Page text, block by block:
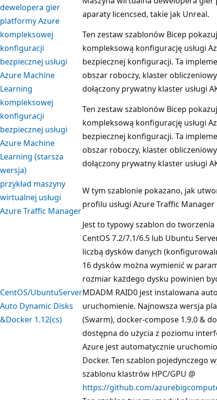
dewelopera gier
platformy Azure
aparaty licencsed, takie jak Unreal.
kompleksowej
konfiguracji
bezpiecznej usługi
Azure Machine
Learning
Ten zestaw szablonów Bicep
kompleksową konfigurację usługi
bezpiecznej konfiguracji. Ta
obszar roboczy, klaster
dołączony prywatny klaster usługi
kompleksowej
konfiguracji
bezpiecznej usługi
Azure Machine
Learning (starsza
wersja)
Ten zestaw szablonów Bicep
kompleksową konfigurację usługi
bezpiecznej konfiguracji. Ta
obszar roboczy, klaster
dołączony prywatny klaster usługi
przykład maszyny
wirtualnej usługi
Azure Traffic Manager
W tym szablonie pokazano, jak
profilu usługi Azure Traffic
CentOS/UbuntuServer
Auto Dynamic Disks
&Docker 1.12(cs)
Jest to typowy szablon do
CentOS 7.2/7.1/6.5 lub Ubuntu
liczbą dysków danych
16 dysków można wymienić w
rozmiar każdego dysku powinien
MDADM RAID0 jest instalowana
uruchomienie. Najnowsza wersja
(Swarm), docker-compose 1.9.0 &
dostępna do użycia z poziomu
Azure jest automatycznie
Docker. Ten szablon pojedynczego
szablonu klastrów HPC/GPU @
https://github.com/